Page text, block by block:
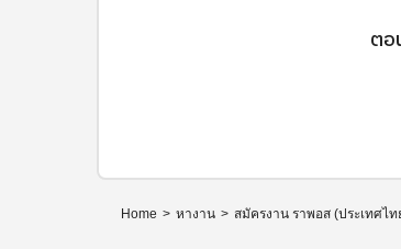
ตอ
Home > หางาน > สมัครงาน ราพอส (ประเทศไ